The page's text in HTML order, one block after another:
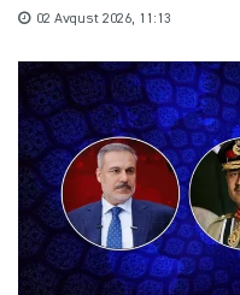
02 Avqust 2026, 11:13